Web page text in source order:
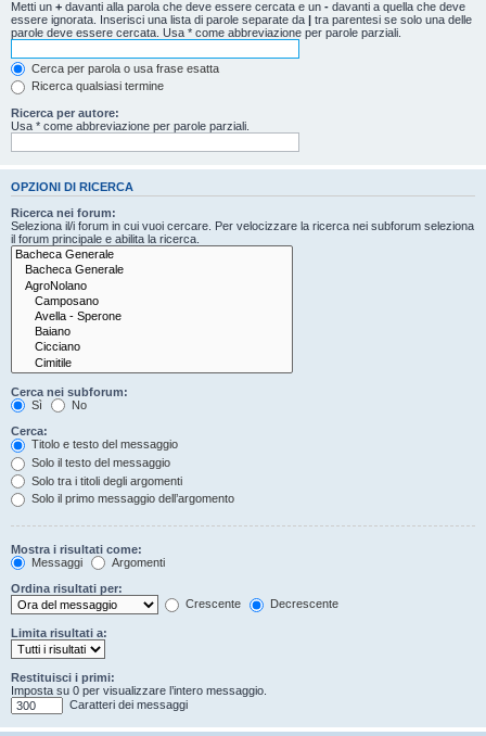
Metti un + davanti alla parola che deve essere cercata e un - davanti a quella che deve
essere ignorata. Inserisci una lista di parole separate da | tra parentesi se solo una delle
parole deve essere cercata. Usa * come abbreviazione per parole parziali.
Cerca per parola o usa frase esatta
Ricerca qualsiasi termine
Ricerca per autore:
Usa * come abbreviazione per parole parziali.
OPZIONI DI RICERCA
Ricerca nei forum:
Seleziona il/i forum in cui vuoi cercare. Per velocizzare la ricerca nei subforum seleziona
il forum principale e abilita la ricerca.
Cerca nei subforum:
Sì
No
Cerca:
Titolo e testo del messaggio
Solo il testo del messaggio
Solo tra i titoli degli argomenti
Solo il primo messaggio dell’argomento
Mostra i risultati come:
Messaggi
Argomenti
Ordina risultati per:
Crescente
Decrescente
Limita risultati a:
Restituisci i primi:
Imposta su 0 per visualizzare l’intero messaggio.
Caratteri dei messaggi